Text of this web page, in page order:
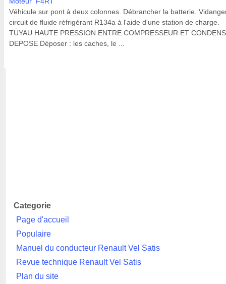
Véhicule sur pont à deux colonnes. Débrancher la batterie.
circuit de fluide réfrigérant R134a à l'aide d'une station de charge.
TUYAU HAUTE PRESSION ENTRE COMPRESSEUR ET
DEPOSE Déposer : les caches, le ...
Categorie
Page d'accueil
Populaire
Manuel du conducteur Renault Vel Satis
Revue technique Renault Vel Satis
Plan du site